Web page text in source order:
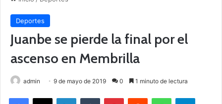
Deportes
Juanbe se pierde la final por el
ascenso en Membrilla
admin 9 de mayo de 2019 0 1 minuto de lectura